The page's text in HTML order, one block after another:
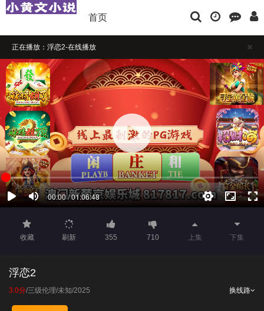
首页
播放卡顿时，请做适当缓冲
如果觉得不错，请点击下方横幅广告注册支持，本站担保注册送彩金
收藏 刷新 355 710 上集 下集
浮恋2
换线路
3.0分/三级伦理/未知/2025